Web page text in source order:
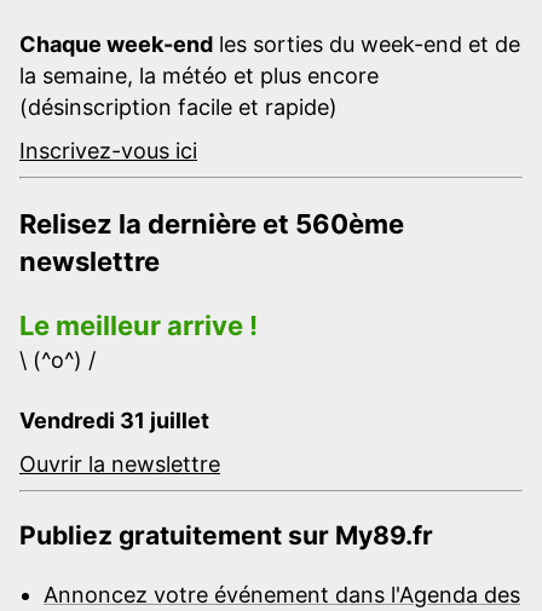
Chaque week-end les sorties du week-end et de
la semaine, la météo et plus encore
(désinscription facile et rapide)
Inscrivez-vous ici
Relisez la dernière et 560ème
newslettre
Le meilleur arrive !
\ (^o^) /
Vendredi 31 juillet
Ouvrir la newslettre
Publiez gratuitement sur My89.fr
Annoncez votre événement dans l'Agenda des